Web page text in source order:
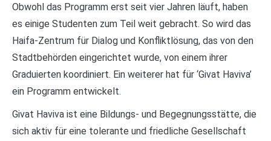
Obwohl das Programm erst seit vier Jahren läuft, haben
es einige Studenten zum Teil weit gebracht. So wird das
Haifa-Zentrum für Dialog und Konfliktlösung, das von den
Stadtbehörden eingerichtet wurde, von einem ihrer
Graduierten koordiniert. Ein weiterer hat für ‘Givat Haviva’
ein Programm entwickelt.
Givat Haviva ist eine Bildungs- und Begegnungsstätte, die
sich aktiv für eine tolerante und friedliche Gesellschaft